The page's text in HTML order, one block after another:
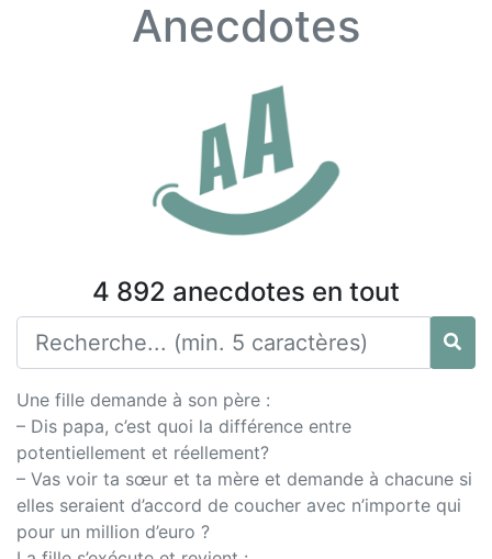
Anecdotes
4 892 anecdotes en tout
Une fille demande à son père :
– Dis papa, c’est quoi la différence entre
potentiellement et réellement?
– Vas voir ta sœur et ta mère et demande à chacune si
elles seraient d’accord de coucher avec n’importe qui
pour un million d’euro ?